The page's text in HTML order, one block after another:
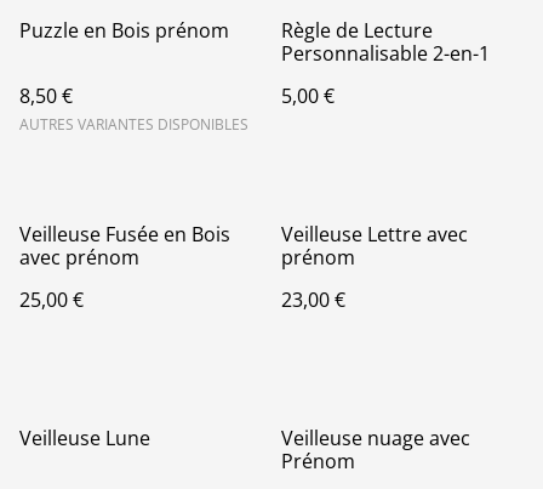
Puzzle en Bois prénom
8,50 €
AUTRES VARIANTES DISPONIBLES
Règle de Lecture
Personnalisable 2-en-1
5,00 €
Veilleuse Fusée en Bois
avec prénom
25,00 €
Veilleuse Lettre avec
prénom
23,00 €
Veilleuse Lune
Veilleuse nuage avec
Prénom